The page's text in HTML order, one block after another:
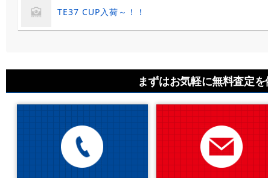
TE37 CUP入荷～！！
まずはお気軽に無料査定